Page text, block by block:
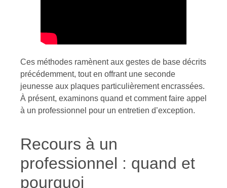
Ces méthodes ramènent aux gestes de base décrits
précédemment, tout en offrant une seconde
jeunesse aux plaques particulièrement encrassées.
À présent, examinons quand et comment faire appel
à un professionnel pour un entretien d’exception.
Recours à un
professionnel : quand et
pourquoi